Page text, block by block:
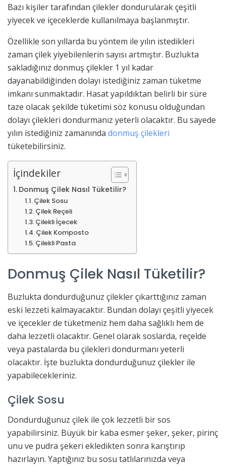
Bazı kişiler tarafından çilekler dondurularak çeşitli
yiyecek ve içeceklerde kullanılmaya başlanmıştır.
Özellikle son yıllarda bu yöntem ile yılın istedikleri
zaman çilek yiyebilenlerin sayısı artmıştır. Buzlukta
sakladığınız donmuş çilekler 1 yıl kadar
dayanabildiğinden dolayı istediğiniz zaman tüketme
imkanı sunmaktadır. Hasat yapıldıktan belirli bir süre
taze olacak şekilde tüketimi söz konusu olduğundan
dolayı çilekleri dondurmanız yeterli olacaktır. Bu sayede
yılın istediğiniz zamanında donmuş çilekleri
tüketebilirsiniz.
İçindekiler
Donmuş Çilek Nasıl Tüketilir?
Çilek Sosu
Çilek Reçeli
Çilekli İçecek
Çilek Komposto
Çilekli Pasta
Donmuş Çilek Nasıl Tüketilir?
Buzlukta dondurduğunuz çilekler çıkarttığınız zaman
eski lezzeti kalmayacaktır. Bundan dolayı çeşitli yiyecek
ve içecekler de tüketmeniz hem daha sağlıklı hem de
daha lezzetli olacaktır. Genel olarak soslarda, reçelde
veya pastalarda bu çilekleri dondurmanı yeterli
olacaktır. İşte buzlukta dondurduğunuz çilekler ile
yapabilecekleriniz.
Çilek Sosu
Dondurduğunuz çilek ile çok lezzetli bir sos
yapabilirsiniz. Büyük bir kaba esmer şeker, şeker, pirinç
unu ve pudra şekeri ekledikten sonra karıştırıp
hazırlayın. Yaptığınız bu sosu tatlılarınızda veya